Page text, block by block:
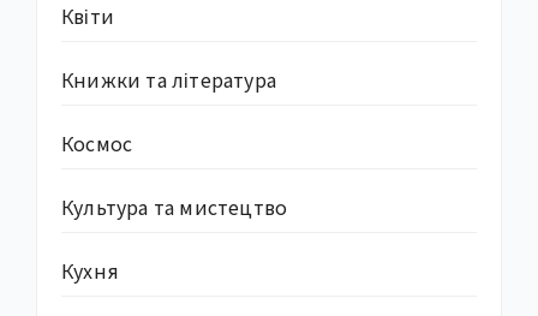
Квіти
Книжки та література
Космос
Культура та мистецтво
Кухня